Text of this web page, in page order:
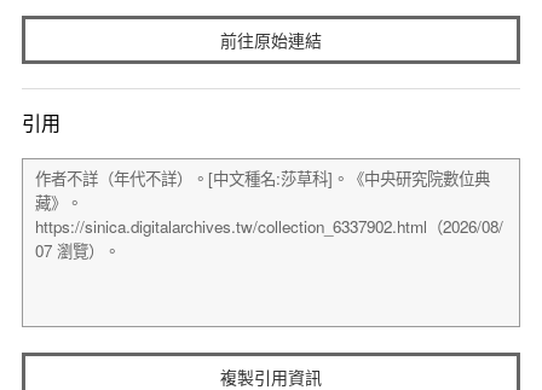
前往原始連結
引用
複製引用資訊